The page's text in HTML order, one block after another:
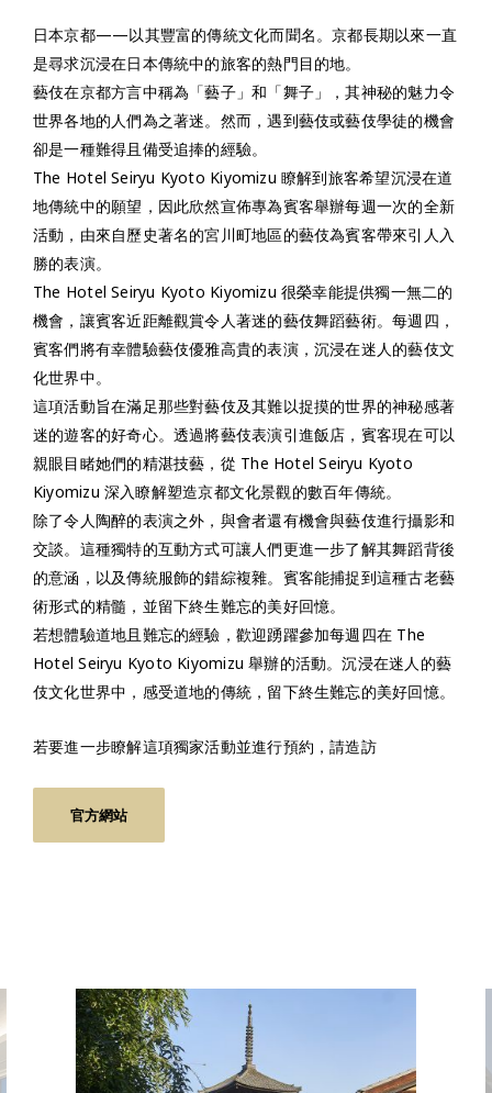
日本京都——以其豐富的傳統文化而聞名。京都長期以來一直
是尋求沉浸在日本傳統中的旅客的熱門目的地。
藝伎在京都方言中稱為「藝子」和「舞子」，其神秘的魅力令
世界各地的人們為之著迷。然而，遇到藝伎或藝伎學徒的機會
卻是一種難得且備受追捧的經驗。
The Hotel Seiryu Kyoto Kiyomizu 瞭解到旅客希望沉浸在道
地傳統中的願望，因此欣然宣佈專為賓客舉辦每週一次的全新
活動，由來自歷史著名的宮川町地區的藝伎為賓客帶來引人入
勝的表演。
The Hotel Seiryu Kyoto Kiyomizu 很榮幸能提供獨一無二的
機會，讓賓客近距離觀賞令人著迷的藝伎舞蹈藝術。每週四，
賓客們將有幸體驗藝伎優雅高貴的表演，沉浸在迷人的藝伎文
化世界中。
這項活動旨在滿足那些對藝伎及其難以捉摸的世界的神秘感著
迷的遊客的好奇心。透過將藝伎表演引進飯店，賓客現在可以
親眼目睹她們的精湛技藝，從 The Hotel Seiryu Kyoto
Kiyomizu 深入瞭解塑造京都文化景觀的數百年傳統。
除了令人陶醉的表演之外，與會者還有機會與藝伎進行攝影和
交談。這種獨特的互動方式可讓人們更進一步了解其舞蹈背後
的意涵，以及傳統服飾的錯綜複雜。賓客能捕捉到這種古老藝
術形式的精髓，並留下終生難忘的美好回憶。
若想體驗道地且難忘的經驗，歡迎踴躍參加每週四在 The
Hotel Seiryu Kyoto Kiyomizu 舉辦的活動。沉浸在迷人的藝
伎文化世界中，感受道地的傳統，留下終生難忘的美好回憶。
若要進一步瞭解這項獨家活動並進行預約，請造訪
官方網站